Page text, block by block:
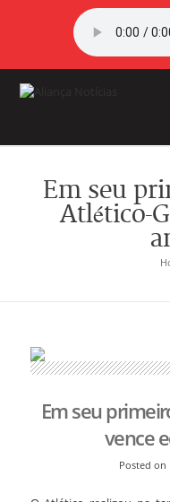
Em seu
Atlético-
Em seu
vence
Posted on